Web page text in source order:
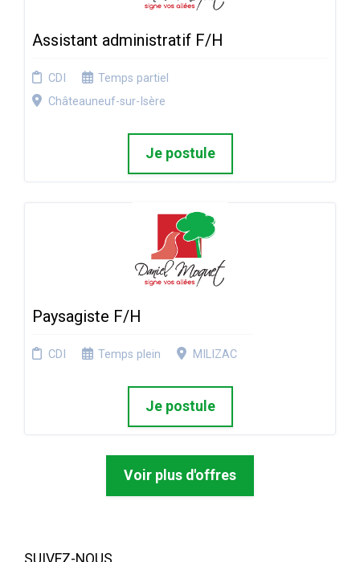
Assistant administratif F/H
CDI
Temps partiel
Châteauneuf-sur-Isère
Je postule
Paysagiste F/H
CDI Temps plein MILIZAC
Je postule
Voir plus d'offres
SUIVEZ-NOUS